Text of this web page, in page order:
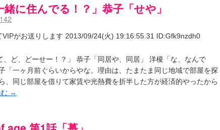
に住んでる！？」恭子「せや」
142
VIPがお送りします 2013/09/24(火) 19:16:55.31 ID:Gfk9nzdh0
ど、どーせー！？」 恭子「同居や、同居」 洋榎「な、なんで
「一ヶ月前ぐらいからやな。理由は、たまたま同じ地域で部屋を探
、同じ部屋を借りて家賃や光熱費を折半した方が経済的やったから
→